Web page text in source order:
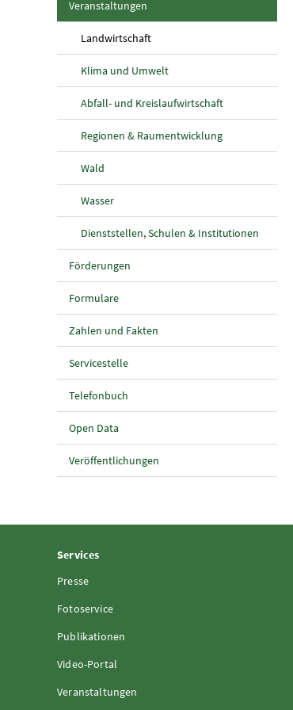
Veranstaltungen(aktuelle Seite)
Landwirtschaft(aktuelle Seite)
Klima und Umwelt
Abfall- und Kreislaufwirtschaft
Regionen & Raumentwicklung
Wald
Wasser
Dienststellen, Schulen & Institutionen
Förderungen
Formulare
Zahlen und Fakten
Servicestelle
Telefonbuch
Open Data
Veröffentlichungen
Services
Presse
Fotoservice
Publikationen
Video-Portal
Veranstaltungen